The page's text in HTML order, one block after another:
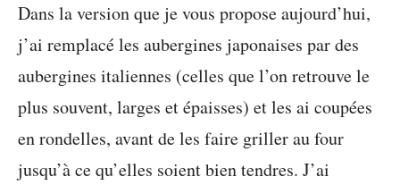
Dans la version que je vous propose aujourd’hui,
j’ai remplacé les aubergines japonaises par des
aubergines italiennes (celles que l’on retrouve le
plus souvent, larges et épaisses) et les ai coupées
en rondelles, avant de les faire griller au four
jusqu’à ce qu’elles soient bien tendres. J’ai